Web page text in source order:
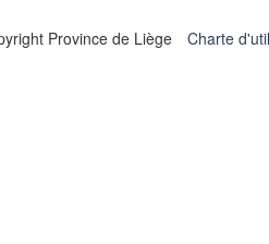
Province de Liège Charte